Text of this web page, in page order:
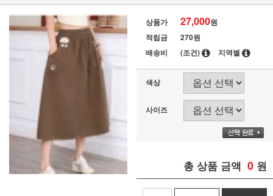
상품가 27,000원
적립금
270원
배송비
(조건) 지역별
색상
사이즈
총 상품 금액 0 원